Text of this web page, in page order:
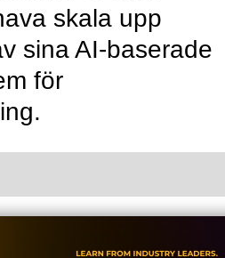
skala upp
sina AI-baserade
för